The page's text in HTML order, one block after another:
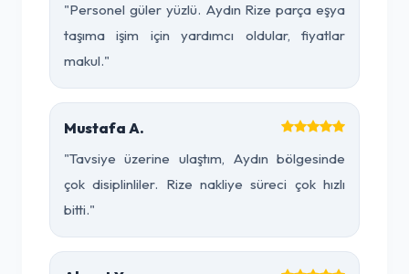
"Personel güler yüzlü. Aydın Rize parça eşya
taşıma işim için yardımcı oldular, fiyatlar
makul."
Mustafa A.
"Tavsiye üzerine ulaştım, Aydın bölgesinde
çok disiplinliler. Rize nakliye süreci çok hızlı
bitti."